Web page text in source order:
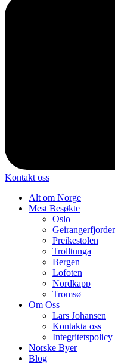
Kontakt oss
Alt om Norge
Mest Besøkte
Oslo
Preikestolen
Trolltunga
Bergen
Lofoten
Nordkapp
Tromsø
Om Oss
Lars Johansen
Kontakta oss
Integritetspolicy
Norske Byer
Blog